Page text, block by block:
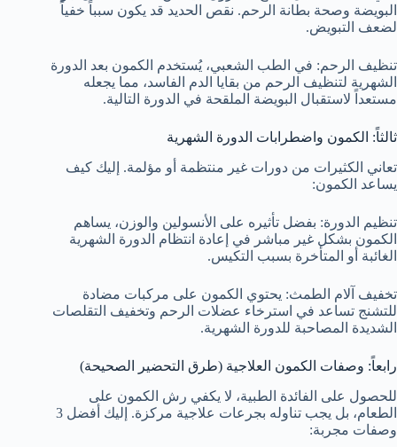
البويضة وصحة بطانة الرحم. نقص الحديد قد يكون سبباً خفياً
لضعف التبويض.
تنظيف الرحم: في الطب الشعبي، يُستخدم الكمون بعد الدورة
الشهرية لتنظيف الرحم من بقايا الدم الفاسد، مما يجعله
مستعداً لاستقبال البويضة الملقحة في الدورة التالية.
ثالثاً: الكمون واضطرابات الدورة الشهرية
تعاني الكثيرات من دورات غير منتظمة أو مؤلمة. إليك كيف
يساعد الكمون:
تنظيم الدورة: بفضل تأثيره على الأنسولين والوزن، يساهم
الكمون بشكل غير مباشر في إعادة انتظام الدورة الشهرية
الغائبة أو المتأخرة بسبب التكيس.
تخفيف آلام الطمث: يحتوي الكمون على مركبات مضادة
للتشنج تساعد في استرخاء عضلات الرحم وتخفيف التقلصات
الشديدة المصاحبة للدورة الشهرية.
رابعاً: وصفات الكمون العلاجية (طرق التحضير الصحيحة)
للحصول على الفائدة الطبية، لا يكفي رش الكمون على
الطعام، بل يجب تناوله بجرعات علاجية مركزة. إليك أفضل 3
وصفات مجربة: